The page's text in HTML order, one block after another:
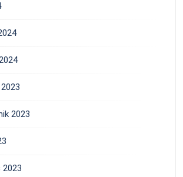
2023